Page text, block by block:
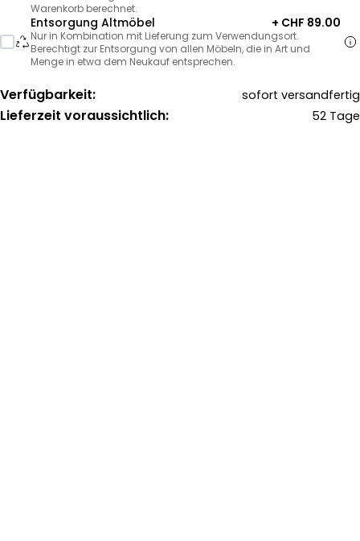
Warenkorb berechnet.
Entsorgung Altmöbel + CHF 89.00
Nur in Kombination mit Lieferung zum Verwendungsort.
Berechtigt zur Entsorgung von allen Möbeln, die in Art und
Menge in etwa dem Neukauf entsprechen.
Verfügbarkeit: sofort versandfertig
Lieferzeit voraussichtlich: 52 Tage